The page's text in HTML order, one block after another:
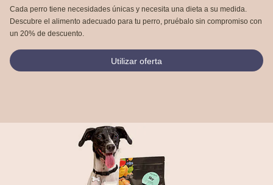
Cada perro tiene necesidades únicas y necesita una dieta a su medida.
Descubre el alimento adecuado para tu perro, pruébalo sin compromiso con
un 20% de descuento.
Utilizar oferta